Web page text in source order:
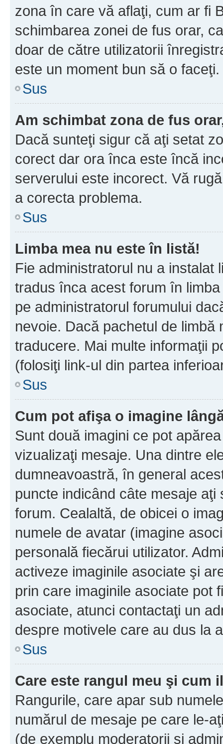
zona în care vă aflaţi, cum ar fi
schimbarea zonei de fus orar,
doar de către utilizatorii
este un moment bun să o faceţi.
Sus
Am schimbat zona de fus
Dacă sunteţi sigur că aţi setat
corect dar ora înca este încă
serverului este incorect. Vă
a corecta problema.
Sus
Limba mea nu este în listă!
Fie administratorul nu a instalat
tradus înca acest forum în
pe administratorul forumului
nevoie. Dacă pachetul de
traducere. Mai multe informaţii
(folosiţi link-ul din partea
Sus
Cum pot afişa o imagine
Sunt două imagini ce pot
vizualizaţi mesaje. Una dintre
dumneavoastră, în general
puncte indicând câte mesaje
forum. Cealaltă, de obicei o
numele de avatar (imagine
personală fiecărui utilizator.
activeze imaginile asociate şi
prin care imaginile asociate pot
asociate, atunci contactaţi un
despre motivele care au dus la
Sus
Care este rangul meu şi cum
Rangurile, care apar sub
numărul de mesaje pe care le-
(de exemplu moderatorii şi